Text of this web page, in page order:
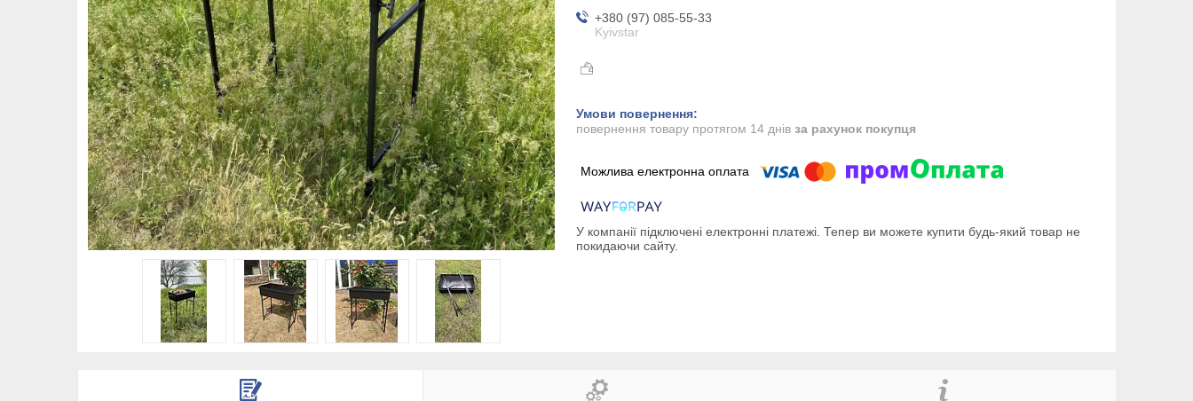
+380 (97) 085-55-33
Kyivstar
повернення товару протягом 14 днів за рахунок покупця
У компанії підключені електронні платежі. Тепер ви можете купити будь-який товар не
покидаючи сайту.